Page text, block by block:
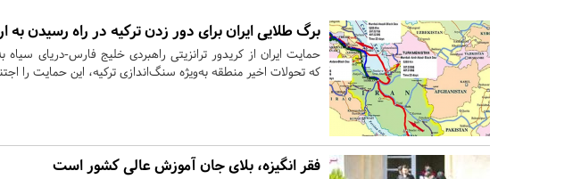
برگ طلایی ایران برای دور زدن ترکیه در راه رسیدن به
حمایت ایران از کریدور ترانزیتی راهبردی خلیج فارس-دریای
که تحولات اخیر منطقه به‌ویژه سنگ‌اندازی ترکیه، این حمایت را
فقر انگیزه، بلای جان آموزش عالی کشور است